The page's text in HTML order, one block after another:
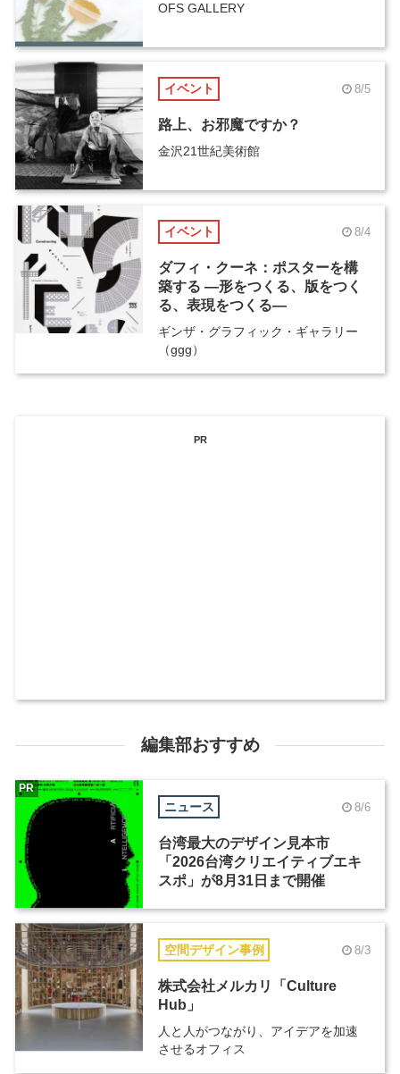
OFS GALLERY
イベント 8/5
路上、お邪魔ですか？
金沢21世紀美術館
イベント 8/4
ダフィ・クーネ：ポスターを構
築する ―形をつくる、版をつく
る、表現をつくる―
ギンザ・グラフィック・ギャラリー
（ggg）
PR
編集部おすすめ
ニュース 8/6
台湾最大のデザイン見本市
「2026台湾クリエイティブエキ
スポ」が8月31日まで開催
PR
空間デザイン事例 8/3
株式会社メルカリ「Culture
Hub」
人と人がつながり、アイデアを加速
させるオフィス